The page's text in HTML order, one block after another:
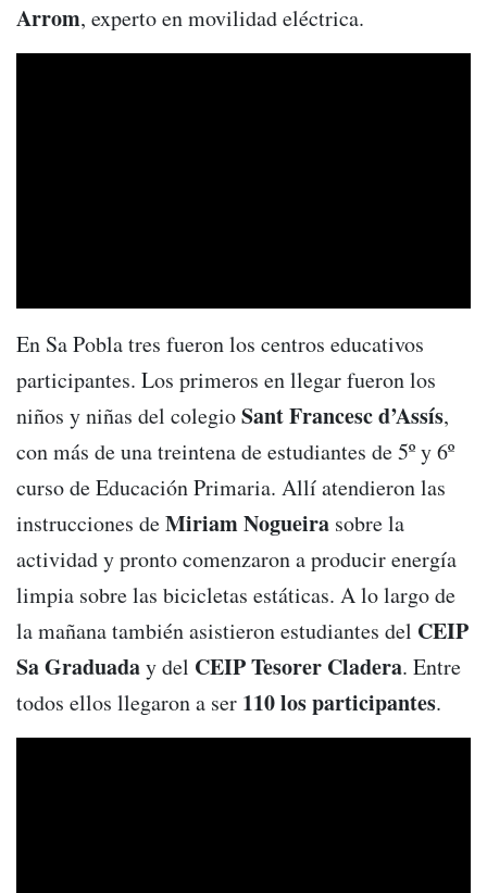
Arrom, experto en movilidad eléctrica.
En Sa Pobla tres fueron los centros educativos
participantes. Los primeros en llegar fueron los
niños y niñas del colegioSant Francesc d’Assís,
con más de una treintena de estudiantes de 5º y 6º
curso de Educación Primaria. Allí atendieron las
instrucciones deMiriam Nogueira sobre la
actividad y pronto comenzaron a producir energía
limpia sobre las bicicletas estáticas. A lo largo de
la mañana también asistieron estudiantes del CEIP
Sa Graduaday del CEIP Tesorer Cladera. Entre
todos ellos llegaron a ser 110 los participantes.